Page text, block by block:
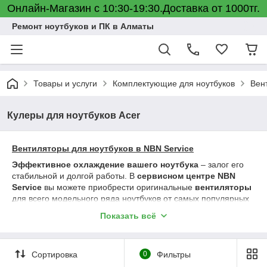
Онлайн-Магазин с 10:30-19:30.Доставка от 1000тг.
Ремонт ноутбуков и ПК в Алматы
Товары и услуги Комплектующие для ноутбуков
Кулеры для ноутбуков Acer
Вентиляторы для ноутбуков в NBN Service
Эффективное охлаждение вашего ноутбука – залог его
стабильной и долгой работы. В сервисном центре NBN
Service вы можете приобрести оригинальные вентиляторы
для всего модельного ряда ноутбуков от самых популярных
- Dell
- HP
- Lenovo
Показать всё
Сортировка 0 Фильтры